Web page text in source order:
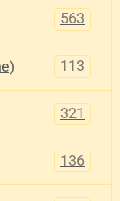
563
113
321
136